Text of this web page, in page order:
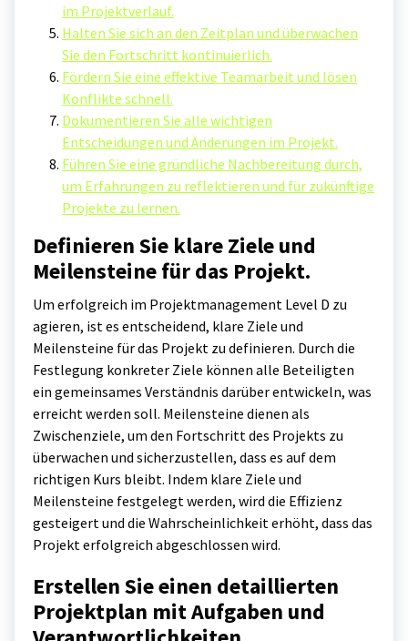
im Projektverlauf.
Halten Sie sich an den Zeitplan und überwachen
Sie den Fortschritt kontinuierlich.
Fördern Sie eine effektive Teamarbeit und lösen
Konflikte schnell.
Dokumentieren Sie alle wichtigen
Entscheidungen und Änderungen im Projekt.
Führen Sie eine gründliche Nachbereitung durch,
um Erfahrungen zu reflektieren und für zukünftige
Projekte zu lernen.
Definieren Sie klare Ziele und
Meilensteine für das Projekt.
Um erfolgreich im Projektmanagement Level D zu
agieren, ist es entscheidend, klare Ziele und
Meilensteine für das Projekt zu definieren. Durch die
Festlegung konkreter Ziele können alle Beteiligten
ein gemeinsames Verständnis darüber entwickeln, was
erreicht werden soll. Meilensteine dienen als
Zwischenziele, um den Fortschritt des Projekts zu
überwachen und sicherzustellen, dass es auf dem
richtigen Kurs bleibt. Indem klare Ziele und
Meilensteine festgelegt werden, wird die Effizienz
gesteigert und die Wahrscheinlichkeit erhöht, dass das
Projekt erfolgreich abgeschlossen wird.
Erstellen Sie einen detaillierten
Projektplan mit Aufgaben und